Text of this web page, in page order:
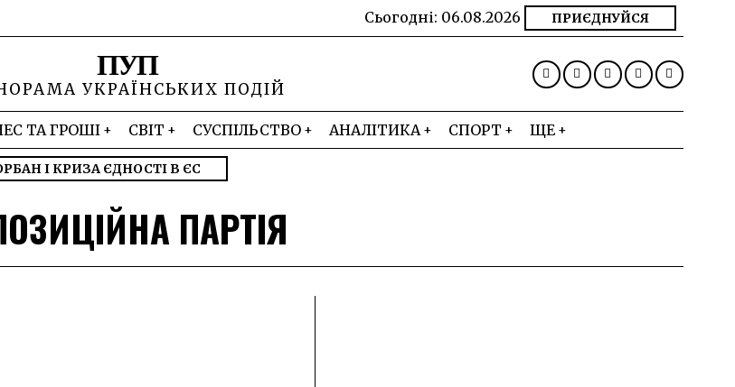
Сьогодні: 06.08.2026 ПРИЄДНУЙСЯ
ПУП
УКРАЇНСЬКИХ ПОДІЙ
ТА ГРОШІ СВІТ СУСПІЛЬСТВО АНАЛІТИКА СПОРТ ЩЕ
І КРИЗА ЄДНОСТІ В ЄС
ПАРТІЯ